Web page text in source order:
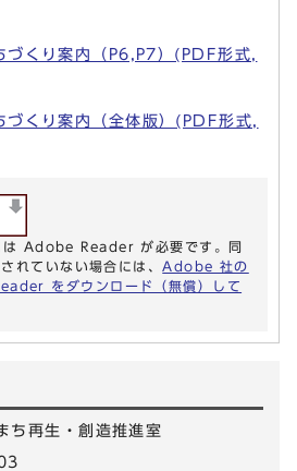
づくり案内（P6,P7）(PDF形式,
づくり案内（全体版）(PDF形式,
は Adobe Reader が必要です。同
れていない場合には、 Adobe 社の
をダウンロード（無償）して
ち再生・創造推進室